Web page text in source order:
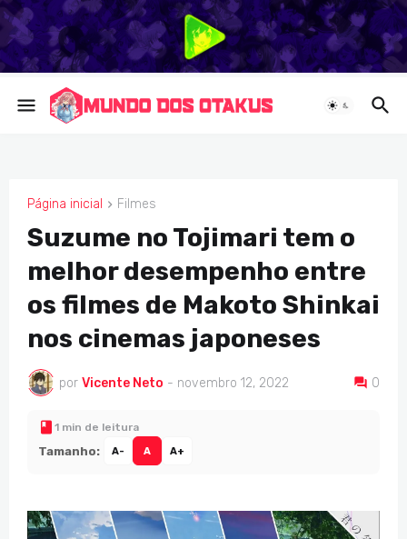
Página inicial Filmes
FILMES
Suzume no Tojimari tem o
melhor desempenho entre
os filmes de Makoto Shinkai
nos cinemas japoneses
por Vicente Neto - novembro 12, 2022 0
1 min de leitura
Tamanho: A- A A+